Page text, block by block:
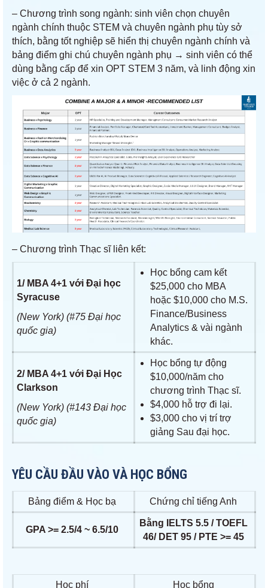
– Chương trình song ngành: sinh viên chọn chuyên
ngành chính thuộc STEM và chuyên ngành phụ tùy sở
thích, bằng tốt nghiệp sẽ hiển thị chuyên ngành chính và
bảng điểm ghi chú chuyên ngành phụ → sinh viên có thể
dùng bằng cấp để xin OPT STEM 3 năm, và linh động xin
việc ở cả 2 ngành.
– Chương trình Thạc sĩ liên kết:
1/ MBA 4+1 với Đại học
Syracuse
(New York) (#75 Đại học
quốc gia)
Học bổng cam kết
$25,000 cho MBA
hoặc $10,000 cho M.S.
Finance/Business
Analytics & vài ngành
khác.
2/ MBA 4+1 với Đại Học
Clarkson
(New York) (#143 Đại học
quốc gia)
Học bổng tự động
$10,000/năm cho
chương trình Thạc sĩ.
$4,000 hỗ trợ đi lại.
$3,000 cho vị trí trợ
giảng Sau đại học.
YÊU CẦU ĐẦU VÀO VÀ HỌC BỔNG
Bảng điểm & Học bạ Chứng chỉ tiếng Anh
GPA >= 2.5/4 ~ 6.5/10
Bằng IELTS 5.5 / TOEFL
46/ DET 95 / PTE >= 45
Học phí Học bổng